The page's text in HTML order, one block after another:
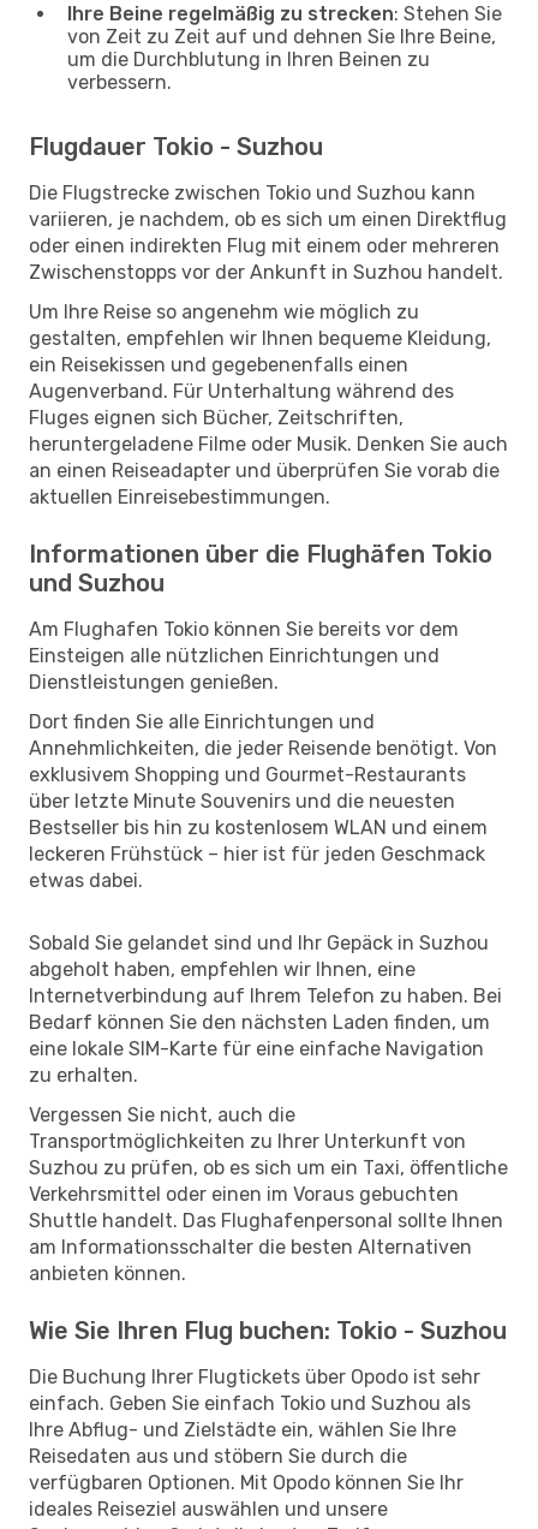
Ihre Beine regelmäßig zu strecken: Stehen Sie
von Zeit zu Zeit auf und dehnen Sie Ihre Beine,
um die Durchblutung in Ihren Beinen zu
verbessern.
Flugdauer Tokio - Suzhou
Die Flugstrecke zwischen Tokio und Suzhou kann
variieren, je nachdem, ob es sich um einen Direktflug
oder einen indirekten Flug mit einem oder mehreren
Zwischenstopps vor der Ankunft in Suzhou handelt.
Um Ihre Reise so angenehm wie möglich zu
gestalten, empfehlen wir Ihnen bequeme Kleidung,
ein Reisekissen und gegebenenfalls einen
Augenverband. Für Unterhaltung während des
Fluges eignen sich Bücher, Zeitschriften,
heruntergeladene Filme oder Musik. Denken Sie auch
an einen Reiseadapter und überprüfen Sie vorab die
aktuellen Einreisebestimmungen.
Informationen über die Flughäfen Tokio
und Suzhou
Am Flughafen Tokio können Sie bereits vor dem
Einsteigen alle nützlichen Einrichtungen und
Dienstleistungen genießen.
Dort finden Sie alle Einrichtungen und
Annehmlichkeiten, die jeder Reisende benötigt. Von
exklusivem Shopping und Gourmet-Restaurants
über letzte Minute Souvenirs und die neuesten
Bestseller bis hin zu kostenlosem WLAN und einem
leckeren Frühstück – hier ist für jeden Geschmack
etwas dabei.
Sobald Sie gelandet sind und Ihr Gepäck in Suzhou
abgeholt haben, empfehlen wir Ihnen, eine
Internetverbindung auf Ihrem Telefon zu haben. Bei
Bedarf können Sie den nächsten Laden finden, um
eine lokale SIM-Karte für eine einfache Navigation
zu erhalten.
Vergessen Sie nicht, auch die
Transportmöglichkeiten zu Ihrer Unterkunft von
Suzhou zu prüfen, ob es sich um ein Taxi, öffentliche
Verkehrsmittel oder einen im Voraus gebuchten
Shuttle handelt. Das Flughafenpersonal sollte Ihnen
am Informationsschalter die besten Alternativen
anbieten können.
Wie Sie Ihren Flug buchen: Tokio - Suzhou
Die Buchung Ihrer Flugtickets über Opodo ist sehr
einfach. Geben Sie einfach Tokio und Suzhou als
Ihre Abflug- und Zielstädte ein, wählen Sie Ihre
Reisedaten aus und stöbern Sie durch die
verfügbaren Optionen. Mit Opodo können Sie Ihr
ideales Reiseziel auswählen und unsere